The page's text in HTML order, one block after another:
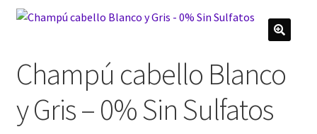
Carrito
Mi cuenta
Champú cabello Blanco
y Gris – 0% Sin Sulfatos